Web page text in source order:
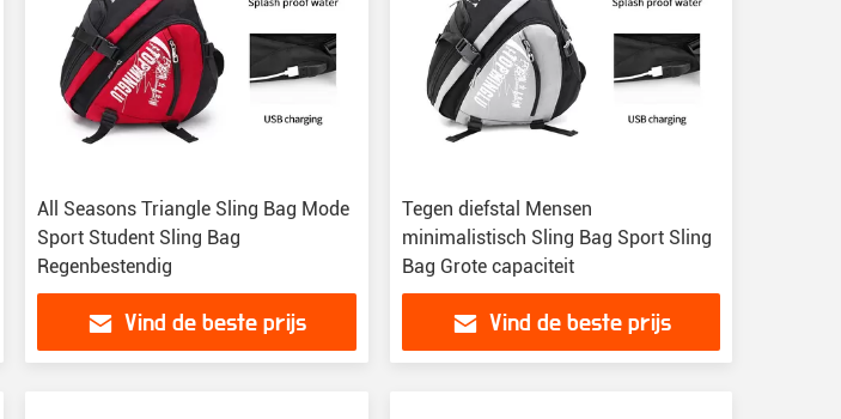
All Seasons Triangle Sling Bag Mode
Sport Student Sling Bag
Regenbestendig
Vind de beste prijs
Tegen diefstal Mensen
minimalistisch Sling Bag Sport Sling
Bag Grote capaciteit
Vind de beste prijs